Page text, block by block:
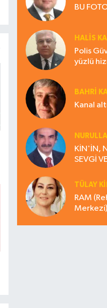
BU
HALIS
Polis
yüzlü
BAHRI
Kanal
KİN'İN,
SEVGİ
TÜLAY
RAM (Rehberlik Araştırma
Merkezi)